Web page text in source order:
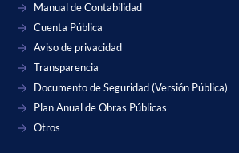
Manual de Contabilidad
Cuenta Pública
Aviso de privacidad
Transparencia
Documento de Seguridad (Versión Pública)
Plan Anual de Obras Públicas
Otros